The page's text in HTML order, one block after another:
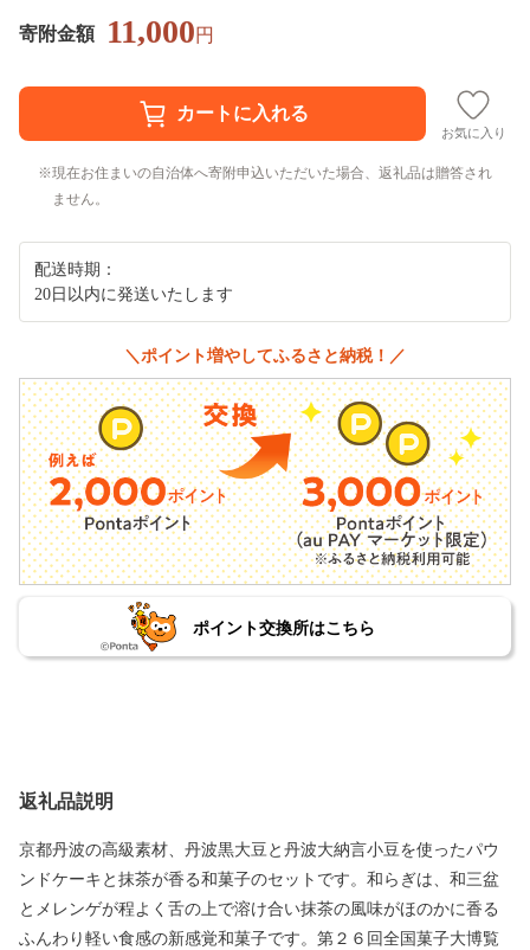
寄附金額 11,000円
お気に入り
現在お住まいの自治体へ寄附申込いただいた場合、返礼品は贈答され
ません。
配送時期：
20日以内に発送いたします
＼ポイント増やしてふるさと納税！／
ポイント交換所はこちら
返礼品説明
京都丹波の高級素材、丹波黒大豆と丹波大納言小豆を使ったパウ
ンドケーキと抹茶が香る和菓子のセットです。和らぎは、和三盆
とメレンゲが程よく舌の上で溶け合い抹茶の風味がほのかに香る
ふんわり軽い食感の新感覚和菓子です。第２６回全国菓子大博覧